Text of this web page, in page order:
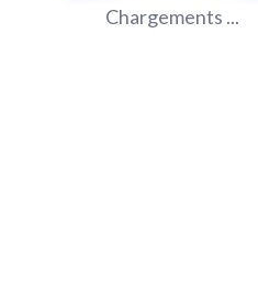
Chargements ...